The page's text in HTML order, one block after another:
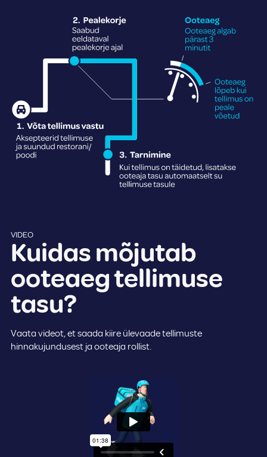
VIDEO
Kuidas mõjutab
ooteaeg tellimuse
tasu?
Vaata videot, et saada kiire ülevaade tellimuste
hinnakujundusest ja ooteaja rollist.